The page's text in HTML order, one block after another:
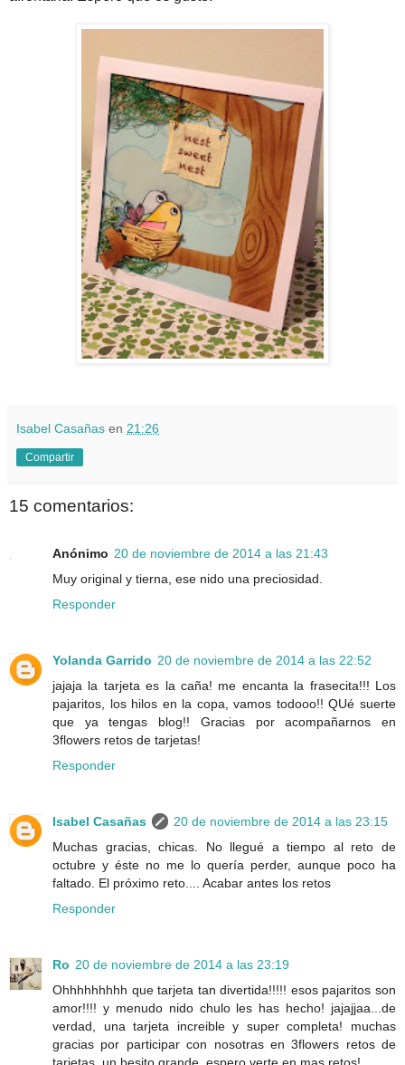
Isabel Casañas en 21:26
Compartir
15 comentarios:
Anónimo 20 de noviembre de 2014 a las 21:43
Muy original y tierna, ese nido una preciosidad.
Responder
Yolanda Garrido 20 de noviembre de 2014 a las 22:52
jajaja la tarjeta es la caña! me encanta la frasecita!!! Los
pajaritos, los hilos en la copa, vamos todooo!! QUé suerte
que ya tengas blog!! Gracias por acompañarnos en
3flowers retos de tarjetas!
Responder
Isabel Casañas
20 de noviembre de 2014 a las 23:15
Muchas gracias, chicas. No llegué a tiempo al reto de
octubre y éste no me lo quería perder, aunque poco ha
faltado. El próximo reto.... Acabar antes los retos
Responder
Ro 20 de noviembre de 2014 a las 23:19
Ohhhhhhhhh que tarjeta tan divertida!!!!! esos pajaritos son
amor!!!! y menudo nido chulo les has hecho! jajajjaa...de
verdad, una tarjeta increible y super completa! muchas
gracias por participar con nosotras en 3flowers retos de
tarjetas, un besito grande, espero verte en mas retos!